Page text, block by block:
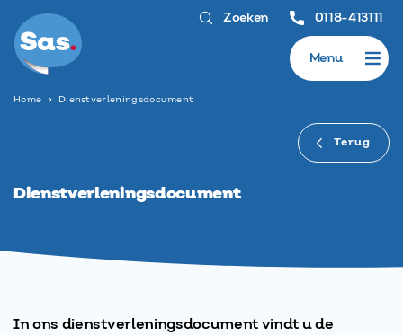
Zoeken 0118-413111
Menu
Home Dienstverleningsdocument
Terug
Dienstverleningsdocument
In ons dienstverleningsdocument vindt u de